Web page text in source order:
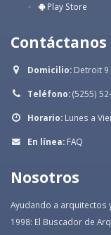
Play Store
Contáctanos
Domicilio: Detroit 9
Teléfono:(5255)
Horario: Lunes a
En línea: FAQ
Nosotros
Ayudando a arquitectos
1998: El Buscador de